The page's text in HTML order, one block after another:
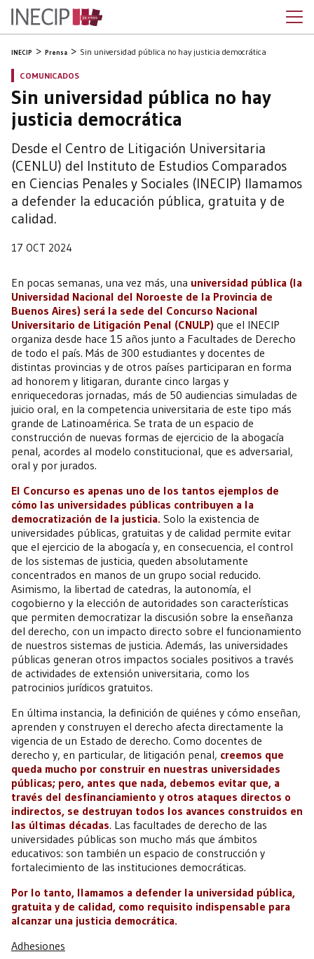
INECIP Prensa Sin universidad pública no hay justicia democrática
COMUNICADOS
Sin universidad pública no hay
justicia democrática
Desde el Centro de Litigación Universitaria
(CENLU) del Instituto de Estudios Comparados
en Ciencias Penales y Sociales (INECIP) llamamos
a defender la educación pública, gratuita y de
calidad.
17 OCT 2024
En pocas semanas, una vez más, una universidad pública (la
Universidad Nacional del Noroeste de la Provincia de
Buenos Aires) será la sede del Concurso Nacional
Universitario de Litigación Penal (CNULP) que el INECIP
organiza desde hace 15 años junto a Facultades de Derecho
de todo el país. Más de 300 estudiantes y docentes de
distintas provincias y de otros países participaran en forma
ad honorem y litigaran, durante cinco largas y
enriquecedoras jornadas, más de 50 audiencias simuladas de
juicio oral, en la competencia universitaria de este tipo más
grande de Latinoamérica. Se trata de un espacio de
construcción de nuevas formas de ejercicio de la abogacía
penal, acordes al modelo constitucional, que es adversarial,
oral y por jurados.
El Concurso es apenas uno de los tantos ejemplos de
cómo las universidades públicas contribuyen a la
democratización de la justicia. Solo la existencia de
universidades públicas, gratuitas y de calidad permite evitar
que el ejercicio de la abogacía y, en consecuencia, el control
de los sistemas de justicia, queden absolutamente
concentrados en manos de un grupo social reducido.
Asimismo, la libertad de catedras, la autonomía, el
cogobierno y la elección de autoridades son características
que permiten democratizar la discusión sobre la enseñanza
del derecho, con un impacto directo sobre el funcionamiento
de nuestros sistemas de justicia. Además, las universidades
públicas generan otros impactos sociales positivos a través
de actividades de extensión universitaria, como los
patrocinios jurídicos gratuitos.
En última instancia, la definición de quiénes y cómo enseñan,
aprenden y construyen el derecho afecta directamente la
vigencia de un Estado de derecho. Como docentes de
derecho y, en particular, de litigación penal, creemos que
queda mucho por construir en nuestras universidades
públicas; pero, antes que nada, debemos evitar que, a
través del desfinanciamiento y otros ataques directos o
indirectos, se destruyan todos los avances construidos en
las últimas décadas. Las facultades de derecho de las
universidades públicas son mucho más que ámbitos
educativos: son también un espacio de construcción y
fortalecimiento de las instituciones democráticas.
Por lo tanto, llamamos a defender la universidad pública,
gratuita y de calidad, como requisito indispensable para
alcanzar una justicia democrática.
Adhesiones